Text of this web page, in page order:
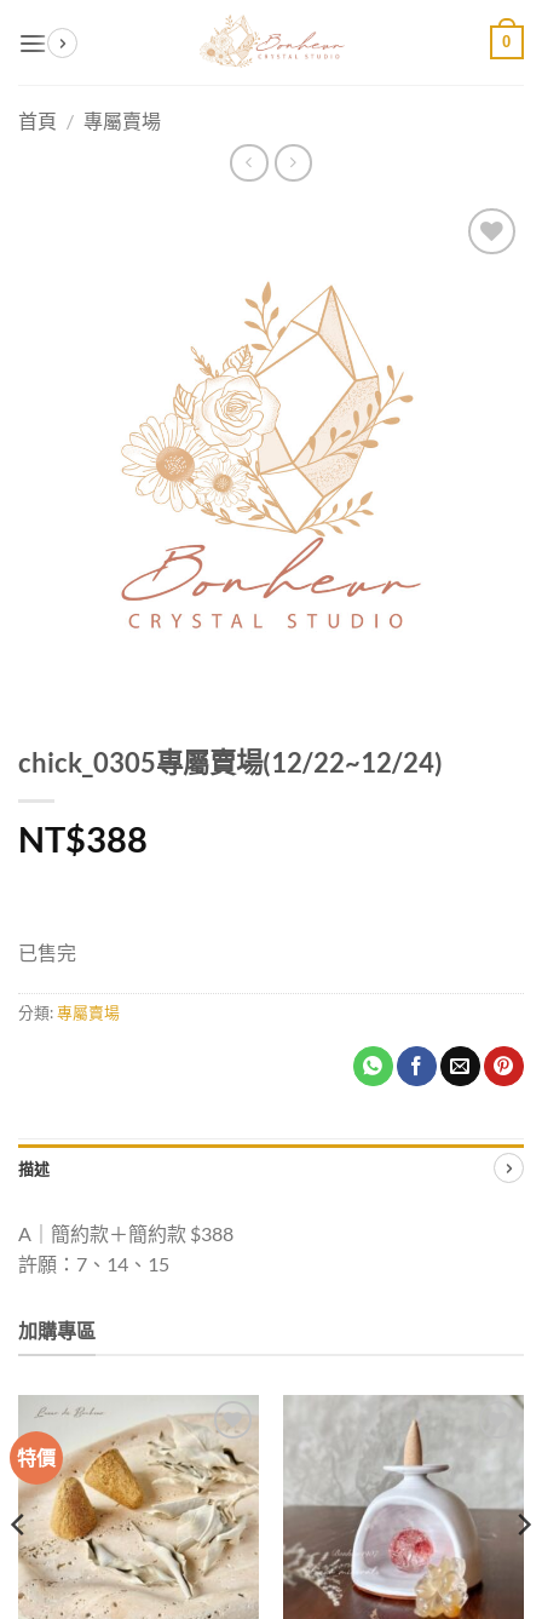
0
首頁 / 專屬賣場
chick_0305專屬賣場(12/22~12/24)
NT$388
已售完
分類:專屬賣場
描述
A｜簡約款＋簡約款 $388
許願：7、14、15
加購專區
特價
加入
收藏
收藏